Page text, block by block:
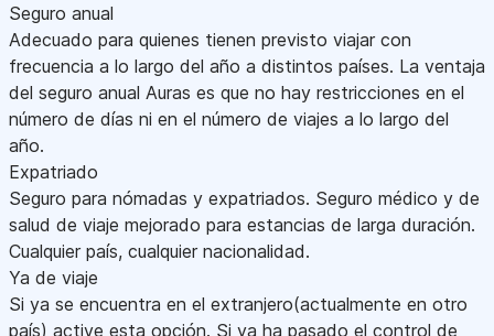
Seguro anual
Adecuado para quienes tienen previsto viajar con
frecuencia a lo largo del año a distintos países. La ventaja
del seguro anual Auras es que no hay restricciones en el
número de días ni en el número de viajes a lo largo del
año.
Expatriado
Seguro para nómadas y expatriados. Seguro médico y de
salud de viaje mejorado para estancias de larga duración.
Cualquier país, cualquier nacionalidad.
Ya de viaje
Si ya se encuentra en el extranjero(actualmente en otro
país) active esta opción. Si ya ha pasado el control de